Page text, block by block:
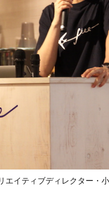
イティブディレクター・